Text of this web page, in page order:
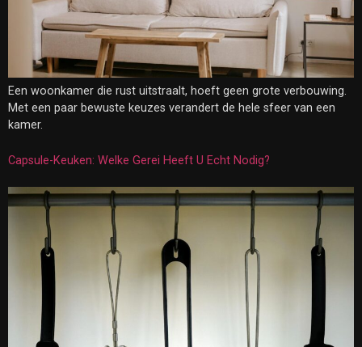
Een woonkamer die rust uitstraalt, hoeft geen grote verbouwing.
Met een paar bewuste keuzes verandert de hele sfeer van een
kamer.
Capsule-Keuken: Welke Gerei Heeft U Echt Nodig?